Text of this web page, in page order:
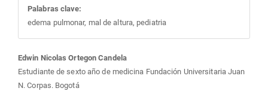
Palabras clave:
edema pulmonar, mal de altura, pediatria
Contenido
Edwin Nicolas Ortegon Candela
Estudiante de sexto año de medicina Fundación Universitaria Juan
N. Corpas. Bogotá